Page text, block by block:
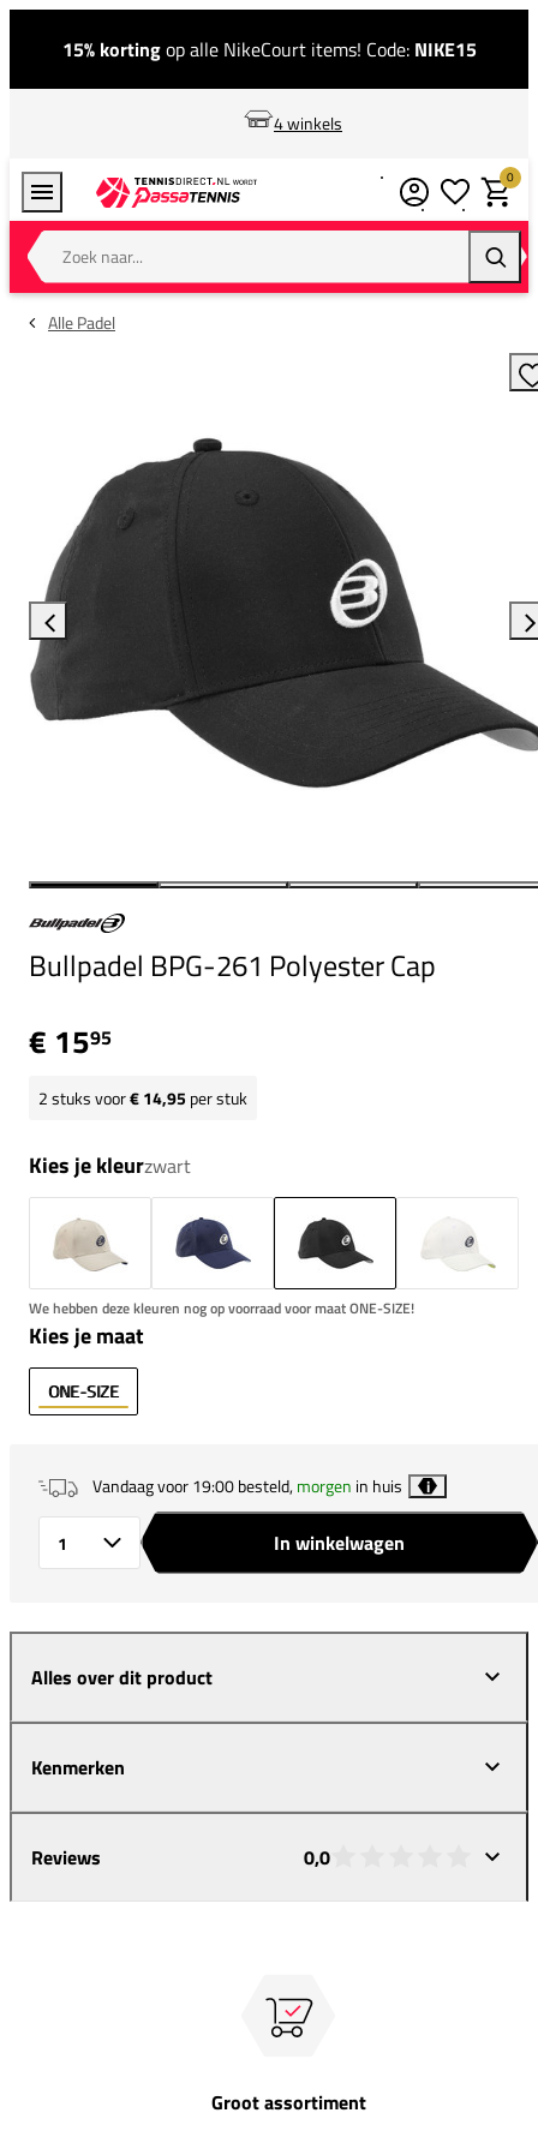
15% kortingop alle NikeCourt items! Code: NIKE15
4 winkels
Zoek naar...
0
Alle Padel
Bullpadel BPG-261 Polyester Cap
€ 1595
2stuks voor€ 14,95 per stuk
Kies je kleurzwart
We hebben deze kleuren nog op voorraad voor maat ONE-SIZE!
Kies je maat
ONE-SIZE
Vandaag voor 19:00 besteld,morgen in huis i
In winkelwagen
Alles over dit product
Kenmerken
Reviews 0,0
Groot assortiment